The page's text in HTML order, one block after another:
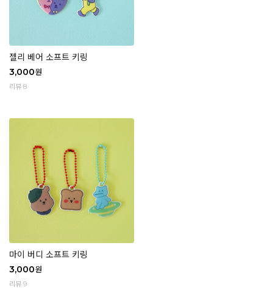
젤리 베어 소프트 키링
3,000원
리뷰 8
마이 버디 소프트 키링
3,000원
리뷰 9